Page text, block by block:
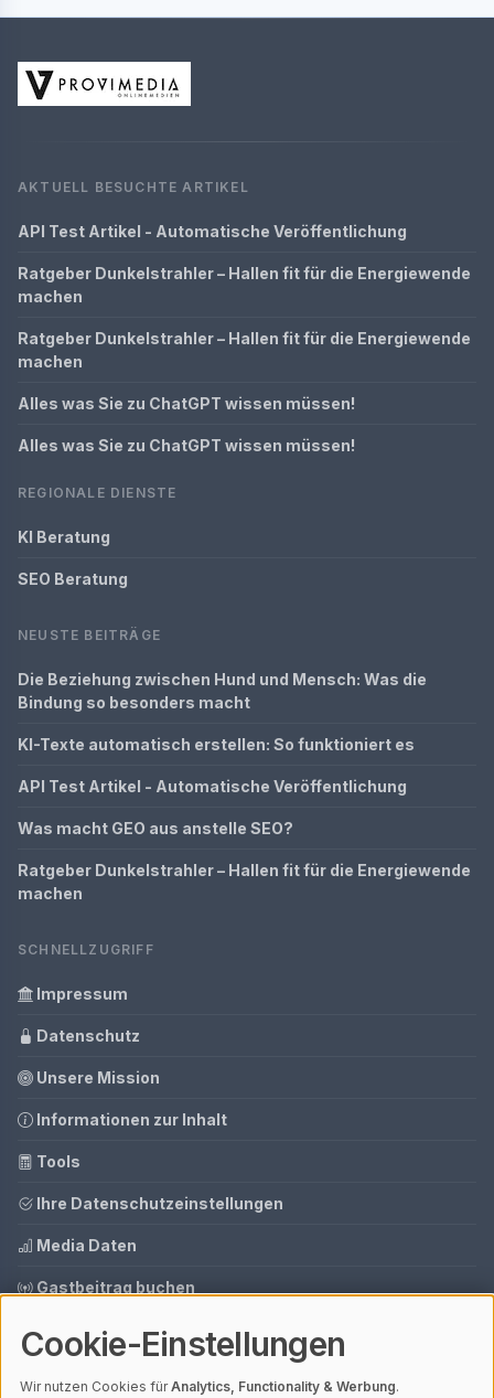
AKTUELL BESUCHTE ARTIKEL
API Test Artikel - Automatische Veröffentlichung
Ratgeber Dunkelstrahler – Hallen fit für die Energiewende
machen
Ratgeber Dunkelstrahler – Hallen fit für die Energiewende
machen
Alles was Sie zu ChatGPT wissen müssen!
Alles was Sie zu ChatGPT wissen müssen!
REGIONALE DIENSTE
KI Beratung
SEO Beratung
NEUSTE BEITRÄGE
Die Beziehung zwischen Hund und Mensch: Was die
Bindung so besonders macht
KI-Texte automatisch erstellen: So funktioniert es
API Test Artikel - Automatische Veröffentlichung
Was macht GEO aus anstelle SEO?
Ratgeber Dunkelstrahler – Hallen fit für die Energiewende
machen
SCHNELLZUGRIFF
Impressum
Datenschutz
Unsere Mission
Informationen zur Inhalt
Tools
Ihre Datenschutzeinstellungen
Media Daten
Gastbeitrag buchen
Mit einemⓘ Affiliate-Linkgekennzeichnete Links unterstützen unsere
Cookie-Einstellungen
Wir nutzen Cookies fürAnalytics, Functionality & Werbung.